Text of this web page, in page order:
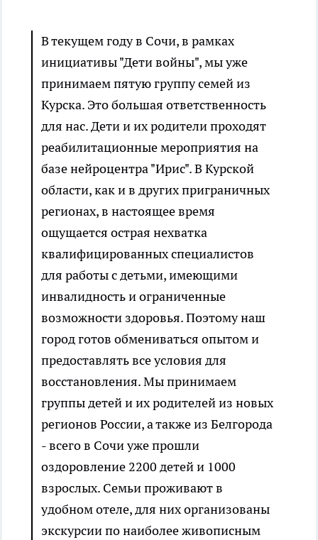
В текущем году в Сочи, в рамках
инициативы "Дети войны", мы уже
принимаем пятую группу семей из
Курска. Это большая ответственность
для нас. Дети и их родители проходят
реабилитационные мероприятия на
базе нейроцентра "Ирис". В Курской
области, как и в других приграничных
регионах, в настоящее время
ощущается острая нехватка
квалифицированных специалистов
для работы с детьми, имеющими
инвалидность и ограниченные
возможности здоровья. Поэтому наш
город готов обмениваться опытом и
предоставлять все условия для
восстановления. Мы принимаем
группы детей и их родителей из новых
регионов России, а также из Белгорода
- всего в Сочи уже прошли
оздоровление 2200 детей и 1000
взрослых. Семьи проживают в
удобном отеле, для них организованы
экскурсии по наиболее живописным